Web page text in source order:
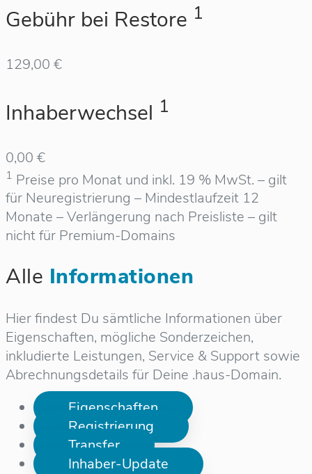
Gebühr bei Restore 1
129,00 €
Inhaberwechsel 1
0,00 €
1 Preise pro Monat und inkl. 19 % MwSt. – gilt
für Neuregistrierung – Mindestlaufzeit 12
Monate – Verlängerung nach Preisliste – gilt
nicht für Premium-Domains
Alle Informationen
Hier findest Du sämtliche Informationen über
Eigenschaften, mögliche Sonderzeichen,
inkludierte Leistungen, Service & Support sowie
Abrechnungsdetails für Deine .haus-Domain.
Eigenschaften
Registrierung
Transfer
Inhaber-Update